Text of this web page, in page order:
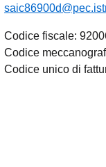
Codice fiscale:
Codice
Codice unico di